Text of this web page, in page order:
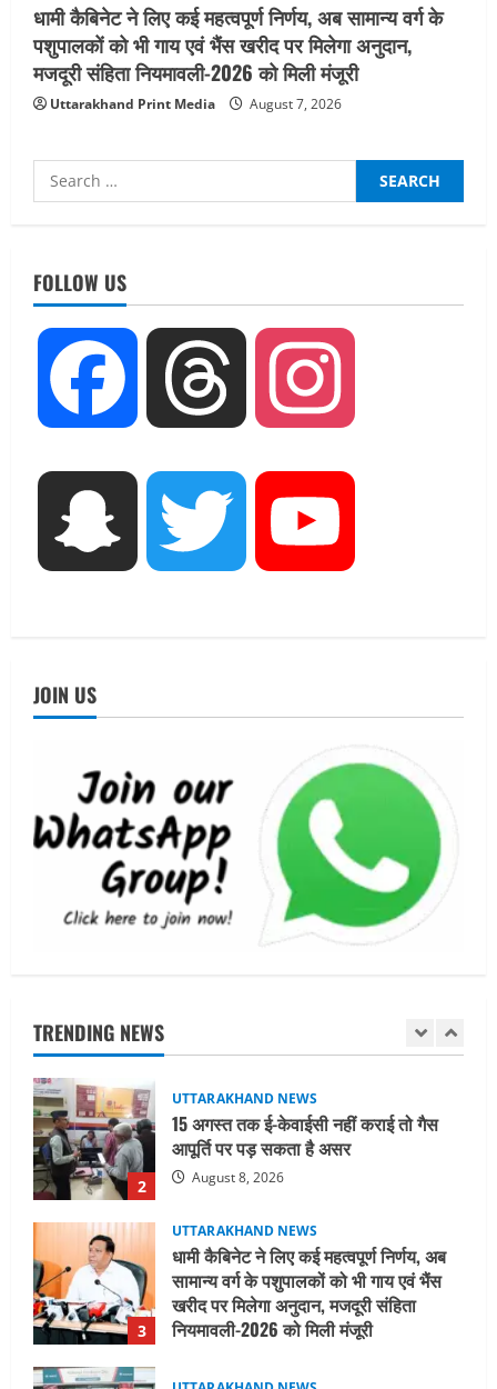
धामी कैबिनेट ने लिए कई महत्वपूर्ण निर्णय, अब सामान्य वर्ग के
पशुपालकों को भी गाय एवं भैंस खरीद पर मिलेगा अनुदान,
मजदूरी संहिता नियमावली-2026 को मिली मंजूरी
Uttarakhand Print Media August 7, 2026
Search
for:
FOLLOW US
Facebook Threads
Snapchat Twitter
JOIN US
TRENDING NEWS
August 8, 2026
UTTARAKHAND NEWS
धामी कैबिनेट ने लिए कई महत्वपूर्ण निर्णय, अब
सामान्य वर्ग के पशुपालकों को भी गाय एवं भैंस
August 7, 2026
UTTARAKHAND NEWS
नाबार्ड ने राष्ट्रीय हथकरघा दिवस के अवसर पर
मुंबई में तीन दिवसीय प्रदर्शनी का आयोजन किया
निरीक्षण कर एसआईआर आपत्ति निस्तारण
शिविर की व्यवस्थाओं का लिया जायजा
August 6, 2026
1
UTTARAKHAND NEWS
मुख्यमंत्री ने हर घर तिरंगा यात्रा कार्यक्रम में
किया प्रतिभाग
August 9, 2026
2
3
धामी कैबिनेट ने लिए कई महत्वपूर्ण निर्णय, अब
सामान्य वर्ग के पशुपालकों को भी गाय एवं भैंस
खरीद पर मिलेगा अनुदान, मजदूरी संहिता
नियमावली-2026 को मिली मंजूरी
4
UTTARAKHAND NEWS
नाबार्ड ने राष्ट्रीय हथकरघा दिवस के अवसर पर
मुंबई में तीन दिवसीय प्रदर्शनी का आयोजन किया
August 7, 2026